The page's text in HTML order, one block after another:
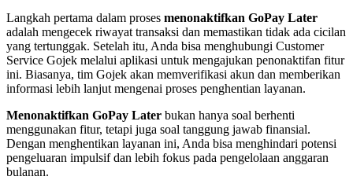
Langkah pertama dalam proses menonaktifkan GoPay Later
adalah mengecek riwayat transaksi dan memastikan tidak ada cicilan
yang tertunggak. Setelah itu, Anda bisa menghubungi Customer
Service Gojek melalui aplikasi untuk mengajukan penonaktifan fitur
ini. Biasanya, tim Gojek akan memverifikasi akun dan memberikan
informasi lebih lanjut mengenai proses penghentian layanan.
Menonaktifkan GoPay Later bukan hanya soal berhenti
menggunakan fitur, tetapi juga soal tanggung jawab finansial.
Dengan menghentikan layanan ini, Anda bisa menghindari potensi
pengeluaran impulsif dan lebih fokus pada pengelolaan anggaran
bulanan.